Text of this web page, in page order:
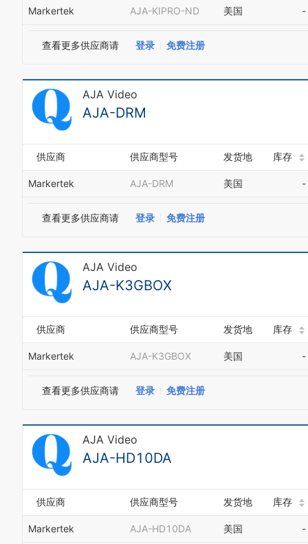
Markertek AJA-KIPRO-ND 美国 -
查看更多供应商请 登录 免费注册
AJA Video
AJA-DRM
供应商 供应商型号 发货地 库存
Markertek AJA-DRM 美国 -
查看更多供应商请 登录 免费注册
AJA Video
AJA-K3GBOX
供应商 供应商型号 发货地 库存
Markertek AJA-K3GBOX 美国 -
查看更多供应商请 登录 免费注册
AJA Video
AJA-HD10DA
供应商 供应商型号 发货地 库存
Markertek AJA-HD10DA 美国 -